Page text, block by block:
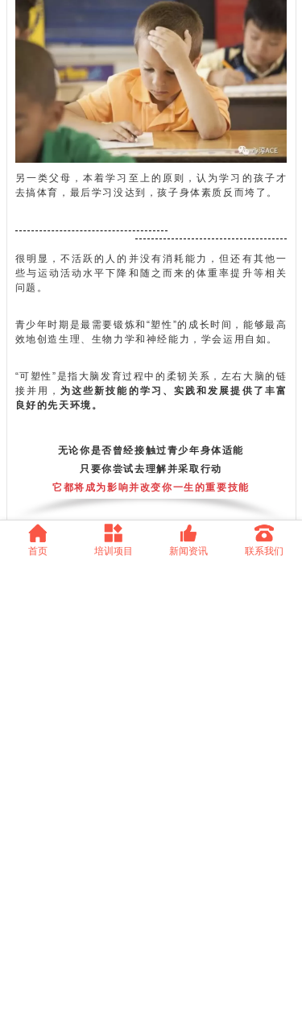
另一类父母，本着学习至上的原则，认为学习的孩子才
去搞体育，最后学习没达到，孩子身体素质反而垮了。
很明显，不活跃的人的并没有消耗能力，但还有其他一
些与运动活动水平下降和随之而来的体重率提升等相关
问题。
青少年时期是最需要锻炼和“塑性”的成长时间，能够最高
效地创造生理、生物力学和神经能力，学会运用自如。
“可塑性”是指大脑发育过程中的柔韧关系，左右大脑的链
接并用， 为这些新技能的学习、实践和发展提供了丰富
良好的先天环境。
无论你是否曾经接触过青少年身体适能
只要你尝试去理解并采取行动
它都将成为影响并改变你一生的重要技能
关于ACE青少年身体适能
首页 培训项目 新闻资讯 联系我们